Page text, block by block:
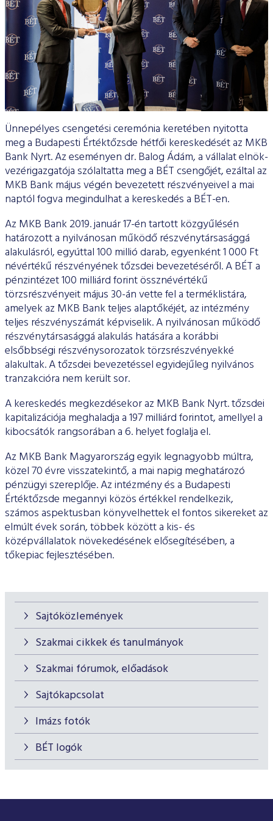
ESG Útmutató
Sajtóközlemények
Szakmai cikkek és tanulmányok
Szakmai fórumok, előadások
Sajtókapcsolat
Imázs fotók
BÉT logók
Ünnepélyes csengetési ceremónia keretében nyitotta
meg a Budapesti Értéktőzsde hétfői kereskedését az MKB
Bank Nyrt. Az eseményen dr. Balog Ádám, a vállalat elnök-
vezérigazgatója szólaltatta meg a BÉT csengőjét, ezáltal az
MKB Bank május végén bevezetett részvényeivel a mai
naptól fogva megindulhat a kereskedés a BÉT-en.
Az MKB Bank 2019. január 17-én tartott közgyűlésén
határozott a nyilvánosan működő részvénytársasággá
alakulásról, egyúttal 100 millió darab, egyenként 1 000 Ft
névértékű részvényének tőzsdei bevezetéséről. A BÉT a
pénzintézet 100 milliárd forint össznévértékű
törzsrészvényeit május 30-án vette fel a terméklistára,
amelyek az MKB Bank teljes alaptőkéjét, az intézmény
teljes részvényszámát képviselik. A nyilvánosan működő
részvénytársasággá alakulás hatására a korábbi
elsőbbségi részvénysorozatok törzsrészvényekké
alakultak. A tőzsdei bevezetéssel egyidejűleg nyilvános
tranzakcióra nem került sor.
A kereskedés megkezdésekor az MKB Bank Nyrt. tőzsdei
kapitalizációja meghaladja a 197 milliárd forintot, amellyel a
kibocsátók rangsorában a 6. helyet foglalja el.
Az MKB Bank Magyarország egyik legnagyobb múltra,
közel 70 évre visszatekintő, a mai napig meghatározó
pénzügyi szereplője. Az intézmény és a Budapesti
Értéktőzsde megannyi közös értékkel rendelkezik,
számos aspektusban könyvelhettek el fontos sikereket az
elmúlt évek során, többek között a kis- és
középvállalatok növekedésének elősegítésében, a
tőkepiac fejlesztésében.